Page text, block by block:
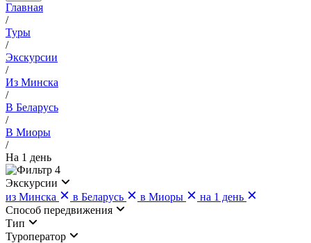
Главная
/
Туры
/
Экскурсии
/
Из Минска
/
В Беларусь
/
В Миоры
/
На 1 день
4
Экскурсии
из Минска
в Беларусь в Миоры
на 1 день
Cпособ передвижения
Тип
Туроператор